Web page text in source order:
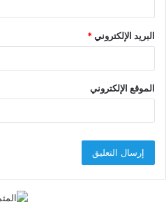
البريد الإلكتروني*
الموقع الإلكتروني